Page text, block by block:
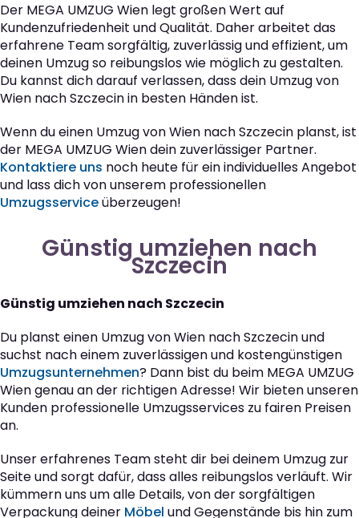
Der MEGA UMZUG Wien legt großen Wert auf
Kundenzufriedenheit und Qualität. Daher arbeitet das
erfahrene Team sorgfältig, zuverlässig und effizient, um
deinen Umzug so reibungslos wie möglich zu gestalten.
Du kannst dich darauf verlassen, dass dein Umzug von
Wien nach Szczecin in besten Händen ist.
Wenn du einen Umzug von Wien nach Szczecin planst, ist
der MEGA UMZUG Wien dein zuverlässiger Partner.
Kontaktiere uns noch heute für ein individuelles Angebot
und lass dich von unserem professionellen
Umzugsserviceüberzeugen!
Günstig umziehen nach
Szczecin
Günstig umziehen nach Szczecin
Du planst einen Umzug von Wien nach Szczecin und
suchst nach einem zuverlässigen und kostengünstigen
Umzugsunternehmen? Dann bist du beim MEGA UMZUG
Wien genau an der richtigen Adresse! Wir bieten unseren
Kunden professionelle Umzugsservices zu fairen Preisen
an.
Unser erfahrenes Team steht dir bei deinem Umzug zur
Seite und sorgt dafür, dass alles reibungslos verläuft. Wir
kümmern uns um alle Details, von der sorgfältigen
Verpackung deiner Möbel und Gegenstände bis hin zum